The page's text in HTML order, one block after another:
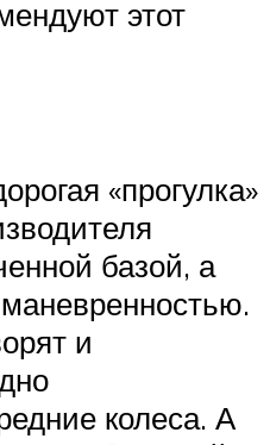
этот
«прогулка»
базой, а
и
колеса. А